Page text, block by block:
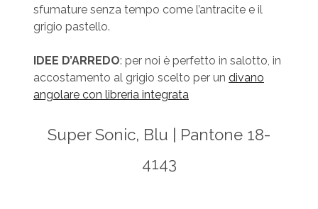
sfumature senza tempo come l’antracite e il
grigio pastello.
IDEE D’ARREDO: per noi è perfetto in salotto, in
accostamento al grigio scelto per un divano
angolare con libreria integrata
Super Sonic, Blu | Pantone 18-
4143